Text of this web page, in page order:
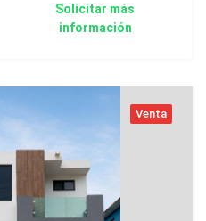
Solicitar más
información
Venta